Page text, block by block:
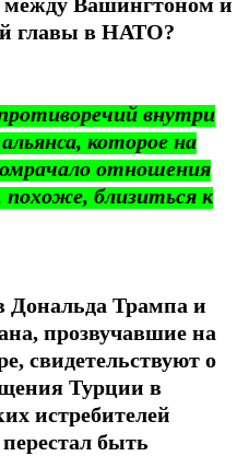
между Вашингтоном и
главы в НАТО?
внутри
которое на
отношения
близиться к
Дональда Трампа и
прозвучавшие на
свидетельствуют о
Турции в
истребителей
быть